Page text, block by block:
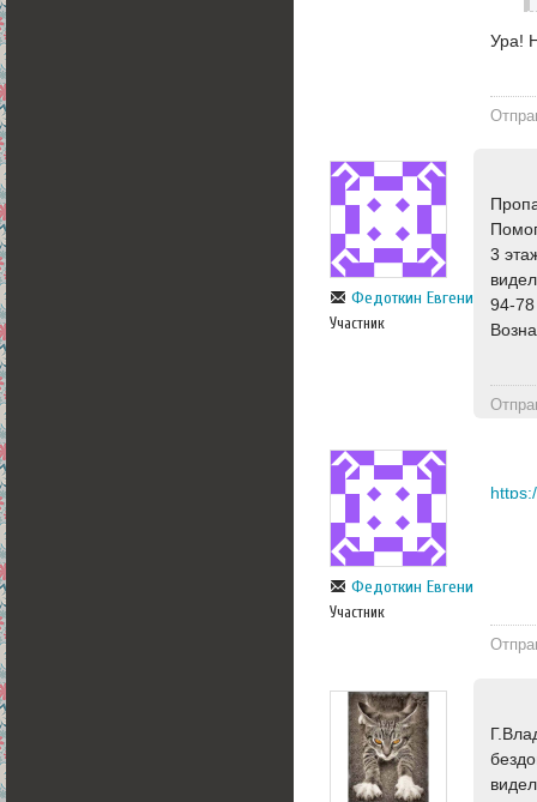
Ура!
Федоткин Евгений
Участник
3
94-
Федоткин Евгений
Участник